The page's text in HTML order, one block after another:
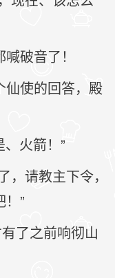
破音了！
仙使的回答，殿
火箭！”
，请教主下令，
”
了之前响彻山